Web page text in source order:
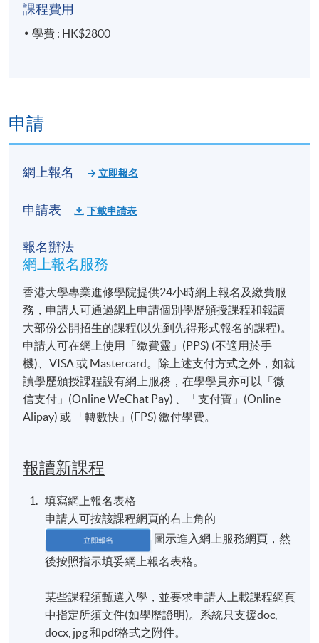
課程費用
學費 : HK$2800
申請
網上報名 立即報名
申請表 下載申請表
報名辦法
網上報名服務
香港大學專業進修學院提供24小時網上報名及繳費服
務，申請人可通過網上申請個別學歷頒授課程和報讀
大部份公開招生的課程(以先到先得形式報名的課程)。
申請人可在網上使用「繳費靈」(PPS) (不適用於手
機)、VISA 或 Mastercard。除上述支付方式之外，如就
讀學歷頒授課程設有網上服務，在學學員亦可以「微
信支付」(Online WeChat Pay) 、「支付寶」(Online
Alipay) 或 「轉數快」(FPS) 繳付學費。
報讀新課程
填寫網上報名表格
申請人可按該課程網頁的右上角的
圖示進入網上服務網頁，然
後按照指示填妥網上報名表格。
某些課程須甄選入學，並要求申請人上載課程網頁
中指定所須文件(如學歷證明)。系統只支援doc,
docx, jpg 和pdf格式之附件。